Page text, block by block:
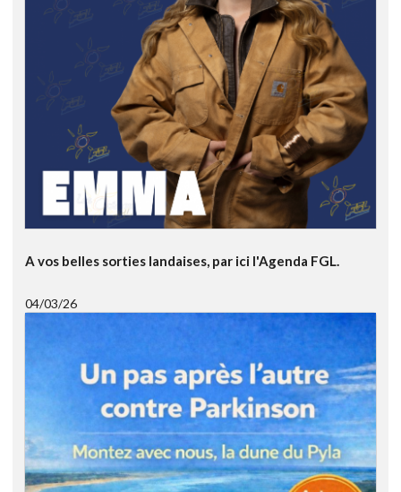
A vos belles sorties landaises, par ici l'Agenda FGL.
04/03/26